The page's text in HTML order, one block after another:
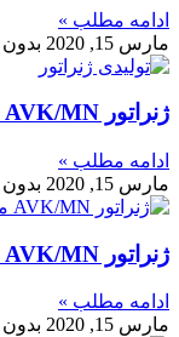
ادامه مطلب »
مارس 15, 2020
بدون
ژنراتور AVK/MN مدل DSG52 L1-4
ادامه مطلب »
مارس 15, 2020
بدون
ژنراتور AVK/MN مدل DSG52 M2-4
ادامه مطلب »
مارس 15, 2020
بدون